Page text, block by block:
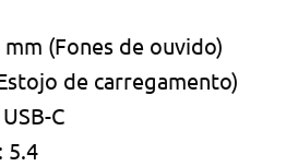
(Fones de ouvido)
de carregamento)
C
5.4